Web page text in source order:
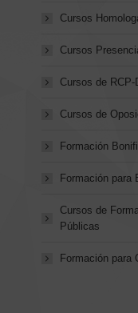
Cursos
Cursos
Cursos de RCP-
Cursos de
Formación
Formación para
Cursos de
Públicas
Formación para